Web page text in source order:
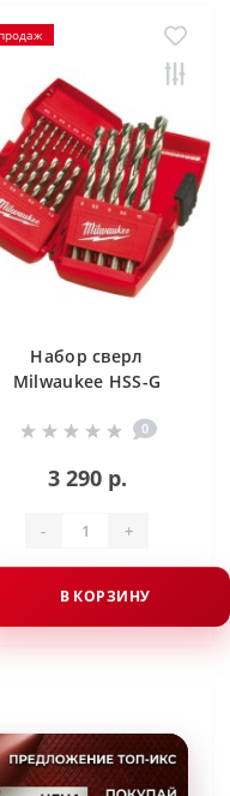
Набор сверл
Milwaukee HSS-G
0
3 290 р.
- +
В КОРЗИНУ